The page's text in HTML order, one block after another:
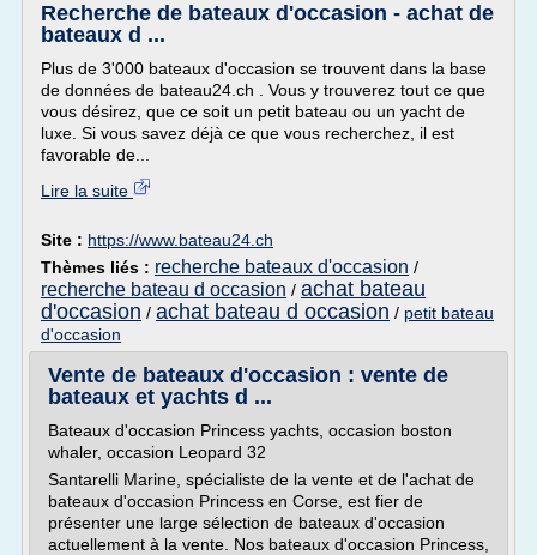
Recherche de bateaux d'occasion - achat de
bateaux d ...
Plus de 3'000 bateaux d'occasion se trouvent dans la base
de données de bateau24.ch . Vous y trouverez tout ce que
vous désirez, que ce soit un petit bateau ou un yacht de
luxe. Si vous savez déjà ce que vous recherchez, il est
favorable de...
Lire la suite
Site : https://www.bateau24.ch
Thèmes liés : recherche bateaux d'occasion /
recherche bateau d occasion / achat bateau
d'occasion / achat bateau d occasion / petit bateau
d'occasion
Vente de bateaux d'occasion : vente de
bateaux et yachts d ...
Bateaux d'occasion Princess yachts, occasion boston
whaler, occasion Leopard 32
Santarelli Marine, spécialiste de la vente et de l'achat de
bateaux d'occasion Princess en Corse, est fier de
présenter une large sélection de bateaux d'occasion
actuellement à la vente. Nos bateaux d'occasion Princess,